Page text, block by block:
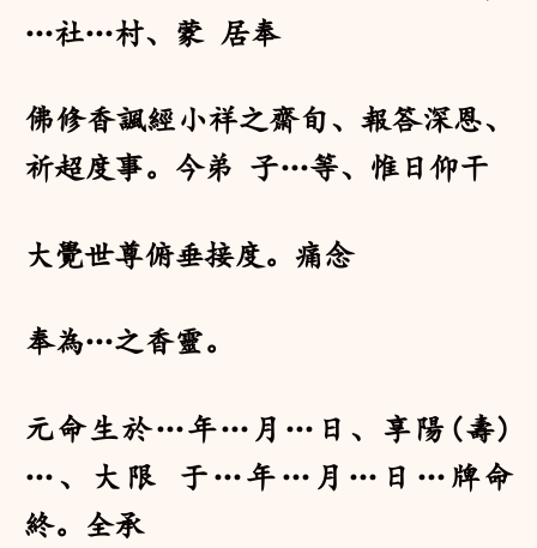
…社…村、蒙 居奉
佛修香諷經小祥之齋旬、報答深恩、
祈超度事。今弟 子…等、惟日仰干
大覺世尊俯垂接度。痛念
奉為…之香靈。
元命生於…年…月…日、享陽(壽)
…、大限 于…年…月…日…牌命
終。全承